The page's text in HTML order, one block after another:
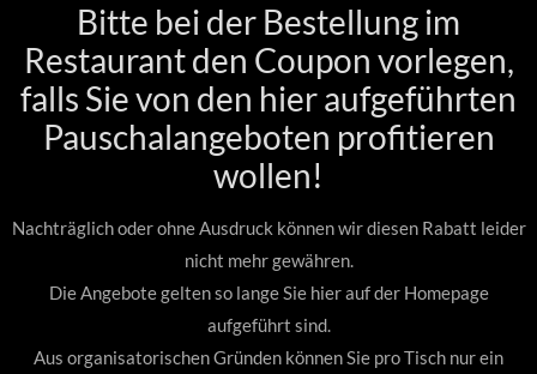
Bitte bei der Bestellung im
Restaurant den Coupon vorlegen,
falls Sie von den hier aufgeführten
Pauschalangeboten profitieren
wollen!
Nachträglich oder ohne Ausdruck können wir diesen Rabatt leider
nicht mehr gewähren.
Die Angebote gelten so lange Sie hier auf der Homepage
aufgeführt sind.
Aus organisatorischen Gründen können Sie pro Tisch nur ein